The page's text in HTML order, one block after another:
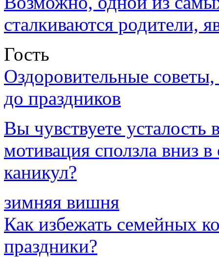
сталкиваются родители,
Гость
Оздоровительные
до праздников
Вы чувствуете усталость
мотивация сползла вниз
каникул?
зимняя вишня
Как избежать семейных
праздники?